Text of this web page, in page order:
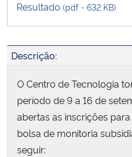
Secretaria-Geral
Secretaria de Governo
Gabinete de Segurança Institucional
Advocacia-Geral da União
Banco Central do Brasil
Resultado (pdf - 632 KB)
Descrição:
O Centro de Tecnologia
período de 9 a 16 de
abertas as inscrições
bolsa de monitoria
seguir: